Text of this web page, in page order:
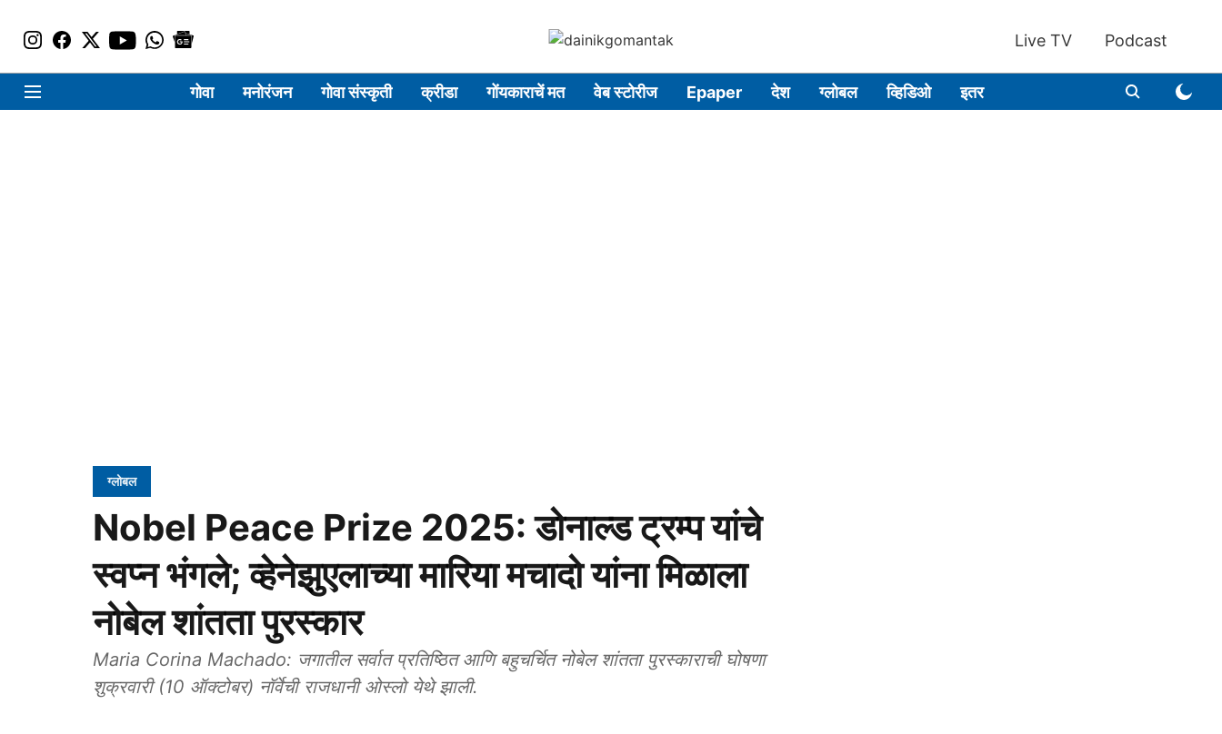
Live TV Podcast
गोवा मनोरंजन गोवा संस्कृती क्रीडा गोंयकाराचें मत वेब स्टोरीज Epaper देश ग्लोबल व्हिडिओ इतर
ग्लोबल
Nobel Peace Prize 2025: डोनाल्ड ट्रम्प यांचे
स्वप्न भंगले; व्हेनेझुएलाच्या मारिया मचादो यांना मिळाला
नोबेल शांतता पुरस्कार
Maria Corina Machado: जगातील सर्वात प्रतिष्ठित आणि बहुचर्चित नोबेल शांतता पुरस्काराची घोषणा
शुक्रवारी (10 ऑक्टोबर) नॉर्वेची राजधानी ओस्लो येथे झाली.